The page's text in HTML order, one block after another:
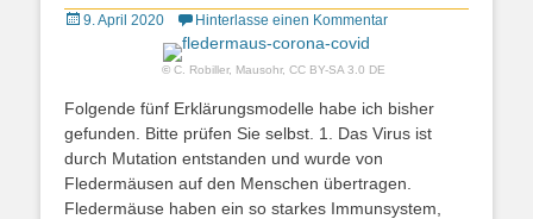
Posted
9. April 2020 Hinterlasse einen Kommentar
© C. Robiller, Mausohr, CC BY-SA 3.0 DE
Folgende fünf Erklärungsmodelle habe ich bisher
gefunden. Bitte prüfen Sie selbst. 1. Das Virus ist
durch Mutation entstanden und wurde von
Fledermäusen auf den Menschen übertragen.
Fledermäuse haben ein so starkes Immunsystem,